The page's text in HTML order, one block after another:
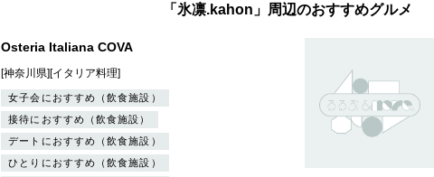
「氷凛.kahon」周辺のおすすめグルメ
Osteria Italiana COVA
[神奈川県][イタリア料理]
女子会におすすめ（飲食施設）
接待におすすめ（飲食施設）
デートにおすすめ（飲食施設）
ひとりにおすすめ（飲食施設）